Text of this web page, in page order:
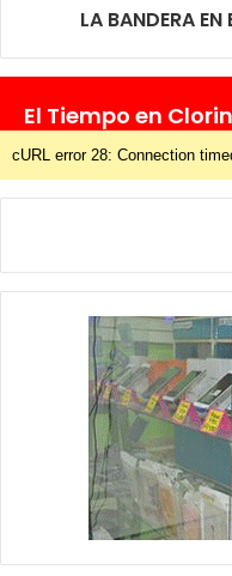
En todos los casos, los
quedaron a disposición de
LA BANDERA
El Tiempo en
cURL error 28: Connection